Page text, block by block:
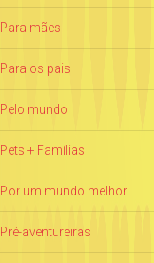
Para mães
Para os pais
Pelo mundo
Pets + Famílias
Por um mundo melhor
Pré-aventureiras